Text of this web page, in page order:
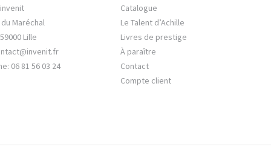
Maréchal
Lille
06 81 56 03 24
Catalogue
Le Talent d’Achille
Livres de prestige
À paraître
Contact
Compte client